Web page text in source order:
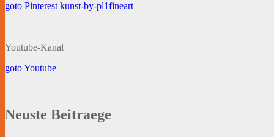
goto Pinterest kunst-by-pl1fineart
Youtube-Kanal
goto Youtube
Neuste Beitraege